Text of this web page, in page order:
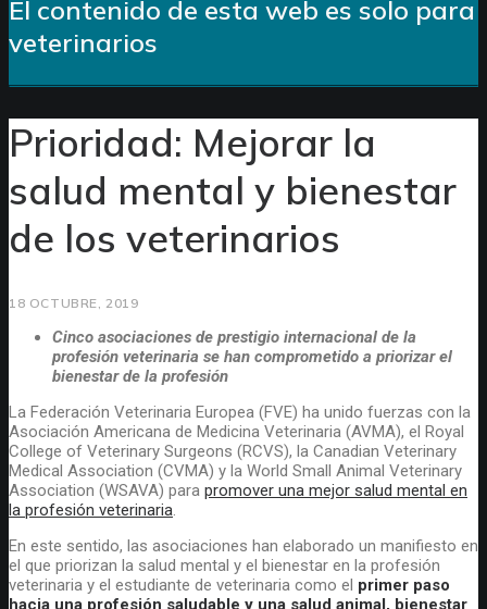
El contenido de esta web es solo para
veterinarios
Prioridad: Mejorar la
salud mental y bienestar
de los veterinarios
18 OCTUBRE, 2019
Cinco asociaciones de prestigio internacional de la
profesión veterinaria se han comprometido a priorizar el
bienestar de la profesión
La Federación Veterinaria Europea (FVE) ha unido fuerzas con la
Asociación Americana de Medicina Veterinaria (AVMA), el Royal
College of Veterinary Surgeons (RCVS), la Canadian Veterinary
Medical Association (CVMA) y la World Small Animal Veterinary
Association (WSAVA) para promover una mejor salud mental en
la profesión veterinaria
En este sentido, las asociaciones han elaborado un manifiesto en
el que priorizan la salud mental y el bienestar en la profesión
veterinaria y el estudiante de veterinaria como el primer paso
hacia una profesión saludable y una salud animal, bienestar